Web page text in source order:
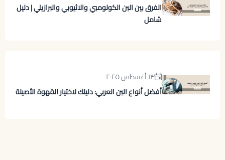
الفرق بين البن الكولومبي والاثيوبي والبرازيلي | دليل
شامل
١٣ أغسطس ٢٠٢٥
أفضل أنواع البن العربي: دليلك لاختيار القهوة الأصيلة